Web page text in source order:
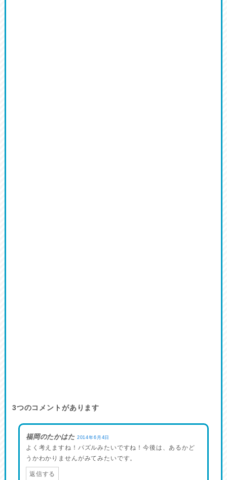
3つのコメントがあります
福岡のたかはた 2014年6月4日
よく考えますね！パズルみたいですね！今後は、あるかど
うかわかりませんがみてみたいです。
返信する